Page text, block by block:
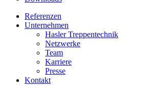
Referenzen
Unternehmen
Hasler Treppentechnik
Netzwerke
Team
Karriere
Presse
Kontakt